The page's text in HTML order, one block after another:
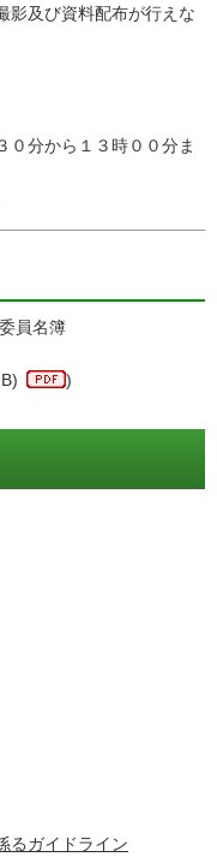
及び資料配布が行えな
分から１３時００分ま
員名簿
)
るガイドライン